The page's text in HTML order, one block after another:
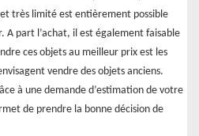
très limité est entièrement possible
A part l’achat, il est également faisable
ces objets au meilleur prix est les
vendre des objets anciens.
à une demande d’estimation de votre
de prendre la bonne décision de